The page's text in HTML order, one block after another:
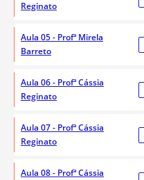
Reginato
Aula 05 - Profª Mirela
Barreto
Aula 06 - Profª Cássia
Reginato
Aula 07 - Profª Cássia
Reginato
Aula 08 - Profª Cássia